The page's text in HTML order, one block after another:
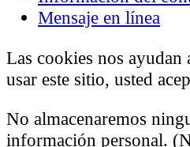
Mensaje en línea
Las cookies nos
usar este sitio, usted
No almacenaremos
información personal.